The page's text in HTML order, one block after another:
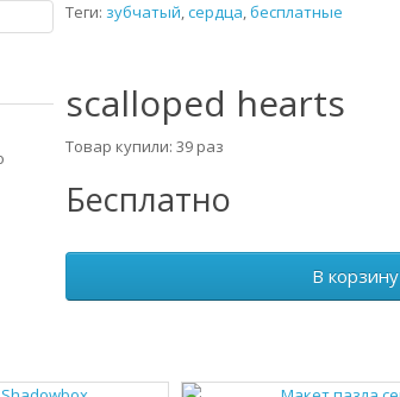
Теги: зубчатый,сердца,бесплатные
scalloped hearts
Товар купили: 39 раз
Бесплатно
В корзину